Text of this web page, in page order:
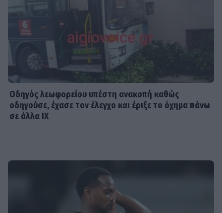
Οδηγός λεωφορείου υπέστη ανακοπή καθώς
οδηγούσε, έχασε τον έλεγχο και έριξε το όχημα πάνω
σε άλλα ΙΧ